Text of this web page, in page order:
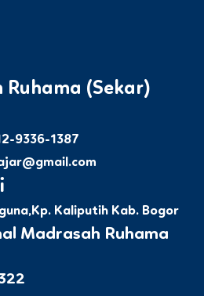
Ruhama (Sekar)
9336-1387
Kaliputih Kab. Bogor
Madrasah Ruhama